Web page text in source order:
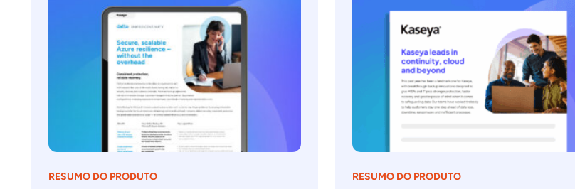
RESUMO DO PRODUTO RESUMO DO PRODUTO